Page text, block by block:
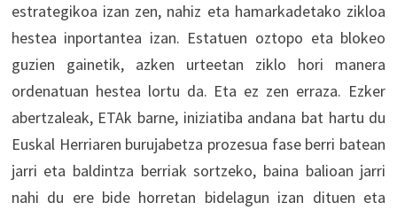
estrategikoa izan zen, nahiz eta hamarkadetako zikloa
hestea inportantea izan. Estatuen oztopo eta blokeo
guzien gainetik, azken urteetan ziklo hori manera
ordenatuan hestea lortu da. Eta ez zen erraza. Ezker
abertzaleak, ETAk barne, iniziatiba andana bat hartu du
Euskal Herriaren burujabetza prozesua fase berri batean
jarri eta baldintza berriak sortzeko, baina balioan jarri
nahi du ere bide horretan bidelagun izan dituen eta